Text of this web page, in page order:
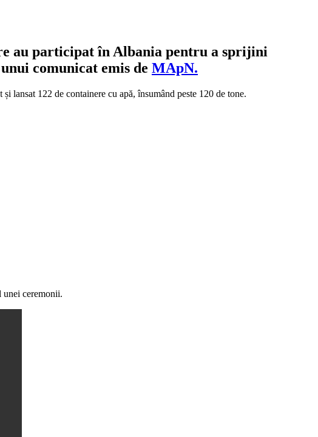
au participat în Albania pentru a sprijini
comunicat emis de MApN.
lansat 122 de containere cu apă, însumând peste 120 de tone.
ceremonii.